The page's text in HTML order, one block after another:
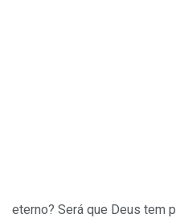
eterno? Será que Deus tem